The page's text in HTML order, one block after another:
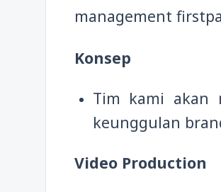
management
Konsep
Tim kami akan
keunggulan
Video Production